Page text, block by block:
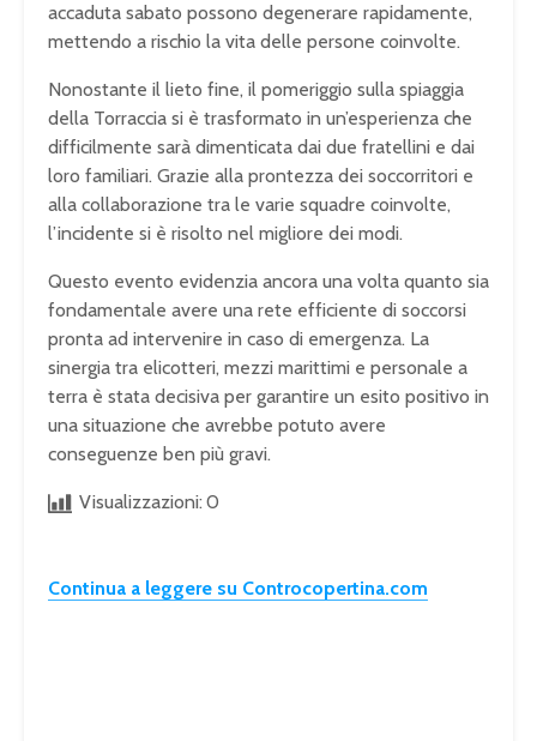
accaduta sabato possono degenerare rapidamente,
mettendo a rischio la vita delle persone coinvolte.
Nonostante il lieto fine, il pomeriggio sulla spiaggia
della Torraccia si è trasformato in un’esperienza che
difficilmente sarà dimenticata dai due fratellini e dai
loro familiari. Grazie alla prontezza dei soccorritori e
alla collaborazione tra le varie squadre coinvolte,
l’incidente si è risolto nel migliore dei modi.
Questo evento evidenzia ancora una volta quanto sia
fondamentale avere una rete efficiente di soccorsi
pronta ad intervenire in caso di emergenza. La
sinergia tra elicotteri, mezzi marittimi e personale a
terra è stata decisiva per garantire un esito positivo in
una situazione che avrebbe potuto avere
conseguenze ben più gravi.
Visualizzazioni: 0
Continua a leggere su Controcopertina.com